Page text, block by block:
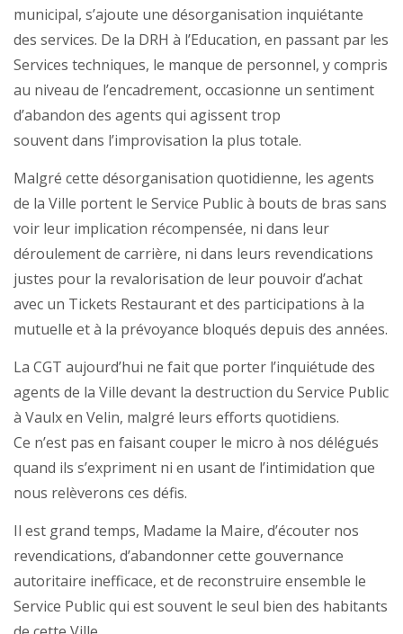
municipal, s’ajoute une désorganisation inquiétante
des services. De la DRH à l’Education, en passant par les
Services techniques, le manque de personnel, y compris
au niveau de l’encadrement, occasionne un sentiment
d’abandon des agents qui agissent trop
souvent dans l’improvisation la plus totale.
Malgré cette désorganisation quotidienne, les agents
de la Ville portent le Service Public à bouts de bras sans
voir leur implication récompensée, ni dans leur
déroulement de carrière, ni dans leurs revendications
justes pour la revalorisation de leur pouvoir d’achat
avec un Tickets Restaurant et des participations à la
mutuelle et à la prévoyance bloqués depuis des années.
La CGT aujourd’hui ne fait que porter l’inquiétude des
agents de la Ville devant la destruction du Service Public
à Vaulx en Velin, malgré leurs efforts quotidiens.
Ce n’est pas en faisant couper le micro à nos délégués
quand ils s’expriment ni en usant de l’intimidation que
nous relèverons ces défis.
Il est grand temps, Madame la Maire, d’écouter nos
revendications, d’abandonner cette gouvernance
autoritaire inefficace, et de reconstruire ensemble le
Service Public qui est souvent le seul bien des habitants